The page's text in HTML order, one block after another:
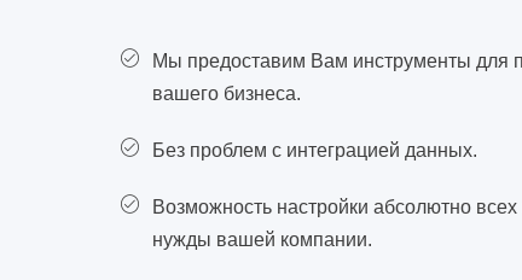
Мы предоставим Вам инструменты для
вашего бизнеса.
Без проблем с интеграцией данных.
Возможность настройки абсолютно
нужды вашей компании.